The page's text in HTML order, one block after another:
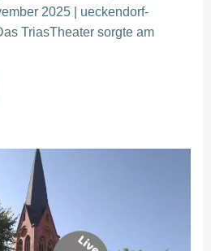
2025 | ueckendorf-
TriasTheater sorgte am